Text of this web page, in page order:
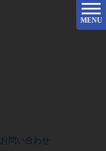
お問い合わせ
MENU